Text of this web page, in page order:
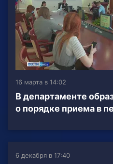
16 марта в 14:02
В департаменте
о порядке приема в
6 декабря в 17:40